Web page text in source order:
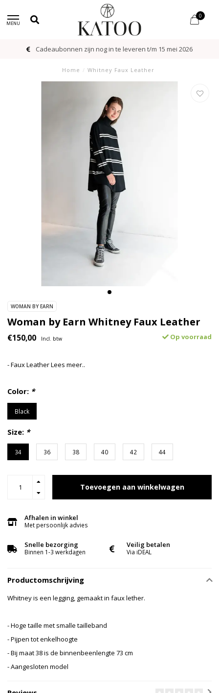
MENU
0
Cadeaubonnen zijn nog in te leveren t/m 15 mei 2026
Home / Whitney Faux Leather
WOMAN BY EARN
Woman by Earn Whitney Faux Leather
€150,00 Incl. btw Op voorraad
- Faux LeatherLees meer..
Color: *
Black
Size: *
34 36 38 40 42 44
Toevoegen aan winkelwagen
Afhalen in winkel
Met persoonlijk advies
Snelle bezorging
Binnen 1-3 werkdagen
Veilig betalen
Via iDEAL
Productomschrijving
Whitney is een legging, gemaakt in faux lether.
- Hoge taille met smalle tailleband
- Pijpen tot enkelhoogte
- Bij maat 38 is de binnenbeenlengte 73 cm
- Aangesloten model